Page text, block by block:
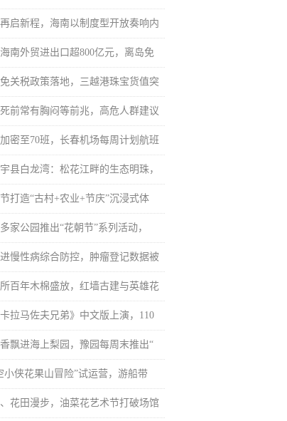
启新程，海南以制度型开放奏响内
南外贸进出口超800亿元，离岛免
关税政策落地，三越港珠宝货值突
前常有胸闷等前兆，高危人群建议
密至70班，长春机场每周计划航班
县白龙湾：松花江畔的生态明珠，
打造“古村+农业+节庆”沉浸式体
家公园推出“花朝节”系列活动，
慢性病综合防控，肿瘤登记数据被
百年木棉盛放，红墙古建与英雄花
拉马佐夫兄弟》中文版上演，110
飘进海上梨园，豫园每周末推出“
小侠花果山冒险”试运营，游船带
花田漫步，油菜花艺术节打破场馆